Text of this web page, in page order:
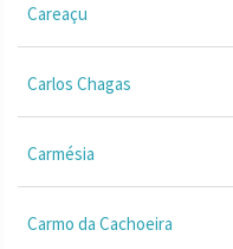
Careaçu
Carlos Chagas
Carmésia
Carmo da Cachoeira